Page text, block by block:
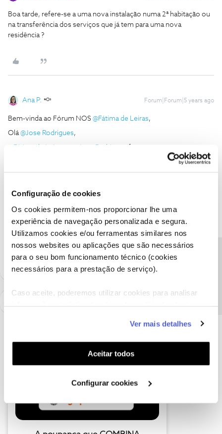
Configuração de cookies
Os cookies permitem-nos proporcionar lhe uma
experiência de navegação personalizada e segura.
Utilizamos cookies e/ou ferramentas similares nos
nossos websites ou aplicações que são necessários
para o seu bom funcionamento técnico (cookies
necessários para a prestação de serviço).
Caso aceite, poderemos utilizar cookies para analisar
funcionalidades (cookies de personalização e
funcionalidade) e adaptar anúncios aos seus interesses
(cookies de publicidade personalizada). Pode gerir a
utilização dos cookies clicando em "Configurar
Ver mais detalhes
Aceitar todos
Configurar cookies
Boa tarde, refere-se a uma nova instalação numa 2ª habitação ou
na transferência dos serviços que já tem para uma nova
residência ?
Ana P. Forum|Forum|5 years ago
Bem-vinda ao Fórum NOS @Fátima de Leiras,
Olá@Jose Rodrigues,
favor.
Obrigada
Ajude a comunidade a encontrar informação relevante. Marque
como "Melhor Resposta" e faça "Like" nos melhores comentários.